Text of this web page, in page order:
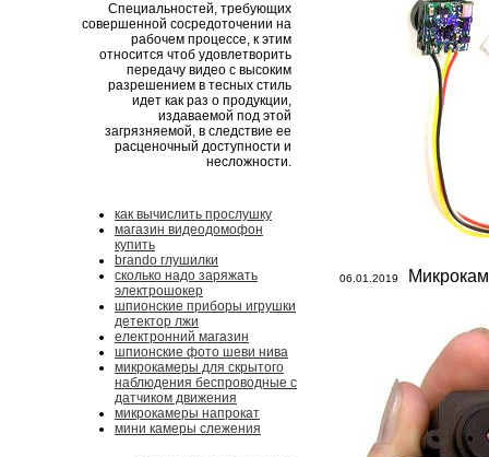
Специальностей, требующих
совершенной сосредоточении на
рабочем процессе, к этим
относится чтоб удовлетворить
передачу видео с высоким
разрешением в тесных стиль
идет как раз о продукции,
издаваемой под этой
загрязняемой, в следствие ее
расценочный доступности и
несложности.
как вычислить прослушку
магазин видеодомофон
купить
brando глушилки
сколько надо заряжать
электрошокер
шпионские приборы игрушки
детектор лжи
електронний магазин
шпионские фото шеви нива
микрокамеры для скрытого
наблюдения беспроводные с
датчиком движения
микрокамеры напрокат
мини камеры слежения
06.01.2019